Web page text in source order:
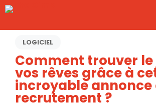
Aller
contenu
LOGICIEL
Comment trouver le
vos rêves grâce à
incroyable annonce
recrutement ?